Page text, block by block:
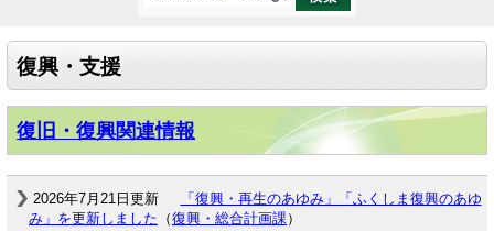
復興・支援
復旧・復興関連情報
2026年7月21日更新
「復興・再生のあゆみ」「ふくしま復興のあゆ
み」を更新しました （復興・総合計画課 ）